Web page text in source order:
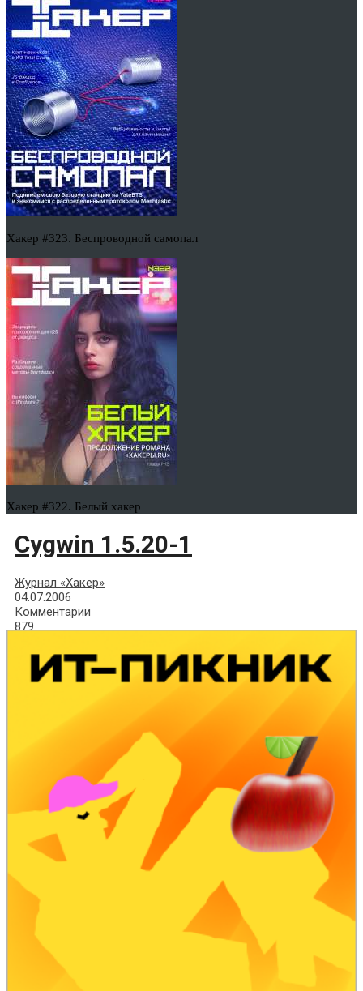
Хакер #323. Беспроводной самопал
Хакер #322. Белый хакер
Cygwin 1.5.20-1
Журнал «Хакер»
04.07.2006
Комментарии
879